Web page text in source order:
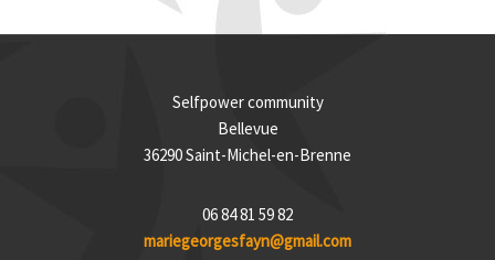
Selfpower community
Bellevue
36290 Saint-Michel-en-Brenne
06 84 81 59 82
mariegeorgesfayn@gmail.com